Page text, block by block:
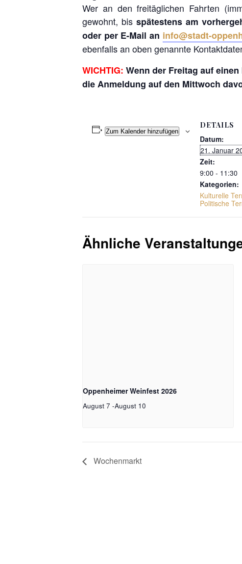
Wer an den freitäglichen Fahrten
gewohnt, bis spätestens am
oder per E-Mail an info@stadt-
ebenfalls an oben genannte
WICHTIG: Wenn der Freitag auf
die Anmeldung auf den Mittwoch
Zum Kalender hinzufügen
DETAILS
Datum:
21. Januar
Zeit:
9:00 - 11:30
Kategorien:
Kulturelle
Politische
Ähnliche
Oppenheimer Weinfest 2026
August 7 -August 10
Wochenmarkt